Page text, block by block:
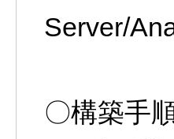
Server/
〇構築手